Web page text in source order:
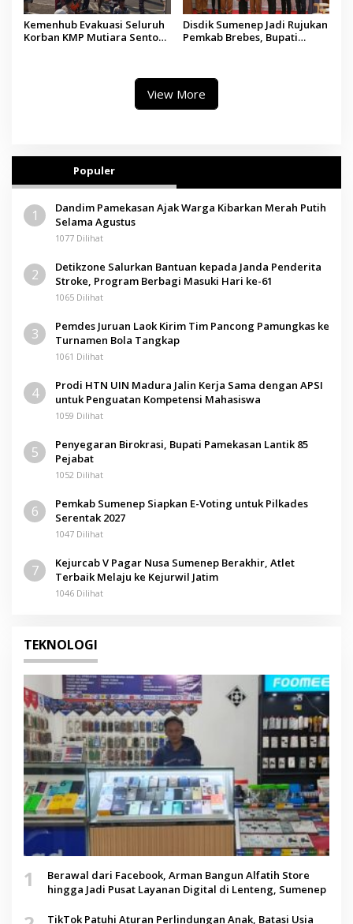
Kemenhub Evakuasi Seluruh
Korban KMP Mutiara Sentosa
Disdik Sumenep Jadi Rujukan
Pemkab Brebes, Bupati
View More
Populer
1
Dandim Pamekasan Ajak Warga Kibarkan Merah Putih
Selama Agustus
1077 Dilihat
2
Detikzone Salurkan Bantuan kepada Janda Penderita
Stroke, Program Berbagi Masuki Hari ke-61
1065 Dilihat
3
Pemdes Juruan Laok Kirim Tim Pancong Pamungkas ke
Turnamen Bola Tangkap
1061 Dilihat
4
Prodi HTN UIN Madura Jalin Kerja Sama dengan APSI
untuk Penguatan Kompetensi Mahasiswa
1059 Dilihat
5
Penyegaran Birokrasi, Bupati Pamekasan Lantik 85
Pejabat
1052 Dilihat
6
Pemkab Sumenep Siapkan E-Voting untuk Pilkades
Serentak 2027
1047 Dilihat
7
Kejurcab V Pagar Nusa Sumenep Berakhir, Atlet
Terbaik Melaju ke Kejurwil Jatim
1046 Dilihat
TEKNOLOGI
1
Berawal dari Facebook, Arman Bangun Alfatih Store
hingga Jadi Pusat Layanan Digital di Lenteng, Sumenep
TikTok Patuhi Aturan Perlindungan Anak, Batasi Usia